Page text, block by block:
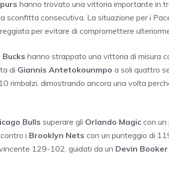
hanno trovato una vittoria importante in
sconfitta consecutiva. La situazione per i
per evitare di compromettere
hanno strappato una vittoria di misura
di Giannis Antetokounmpo a soli quattro
rimbalzi, dimostrando ancora una volta
Bulls superare gli Orlando Magic con
i Brooklyn Nets con un punteggio di
129-102, guidati da un Devin Booker